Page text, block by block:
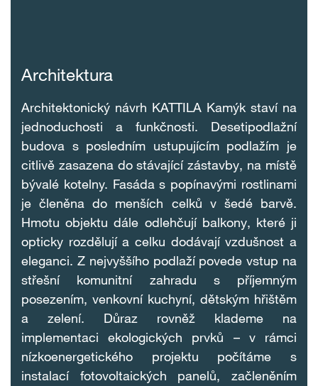
Architektura
Architektonický návrh KATTILA Kamýk staví na
jednoduchosti a funkčnosti. Desetipodlažní
budova s posledním ustupujícím podlažím je
citlivě zasazena do stávající zástavby, na místě
bývalé kotelny. Fasáda s popínavými rostlinami
je členěna do menších celků v šedé barvě.
Hmotu objektu dále odlehčují balkony, které ji
opticky rozdělují a celku dodávají vzdušnost a
eleganci. Z nejvyššího podlaží povede vstup na
střešní komunitní zahradu s příjemným
posezením, venkovní kuchyní, dětským hřištěm
a zelení. Důraz rovněž klademe na
implementaci ekologických prvků – v rámci
nízkoenergetického projektu počítáme s
instalací fotovoltaických panelů, začleněním